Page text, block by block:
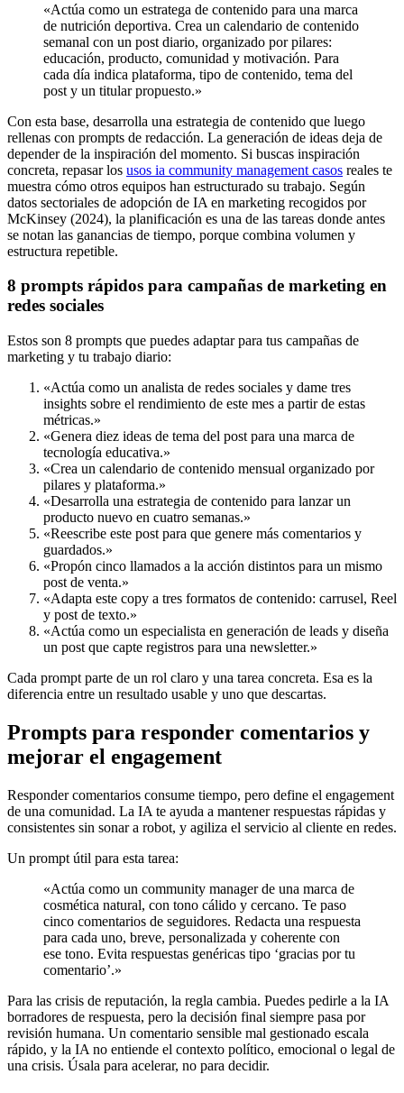
«Actúa como un estratega de contenido para una marca
de nutrición deportiva. Crea un calendario de contenido
semanal con un post diario, organizado por pilares:
educación, producto, comunidad y motivación. Para
cada día indica plataforma, tipo de contenido, tema del
post y un titular propuesto.»
Con esta base, desarrolla una estrategia de contenido que luego
rellenas con prompts de redacción. La generación de ideas deja de
depender de la inspiración del momento. Si buscas inspiración
concreta, repasar los usos ia community management casos reales te
muestra cómo otros equipos han estructurado su trabajo. Según
datos sectoriales de adopción de IA en marketing recogidos por
McKinsey (2024), la planificación es una de las tareas donde antes
se notan las ganancias de tiempo, porque combina volumen y
estructura repetible.
8 prompts rápidos para campañas de marketing en
redes sociales
Estos son 8 prompts que puedes adaptar para tus campañas de
marketing y tu trabajo diario:
«Actúa como un analista de redes sociales y dame tres
insights sobre el rendimiento de este mes a partir de estas
métricas.»
«Genera diez ideas de tema del post para una marca de
tecnología educativa.»
«Crea un calendario de contenido mensual organizado por
pilares y plataforma.»
«Desarrolla una estrategia de contenido para lanzar un
producto nuevo en cuatro semanas.»
«Reescribe este post para que genere más comentarios y
guardados.»
«Propón cinco llamados a la acción distintos para un mismo
post de venta.»
«Adapta este copy a tres formatos de contenido: carrusel, Reel
y post de texto.»
«Actúa como un especialista en generación de leads y diseña
un post que capte registros para una newsletter.»
Cada prompt parte de un rol claro y una tarea concreta. Esa es la
diferencia entre un resultado usable y uno que descartas.
Prompts para responder comentarios y
mejorar el engagement
Responder comentarios consume tiempo, pero define el engagement
de una comunidad. La IA te ayuda a mantener respuestas rápidas y
consistentes sin sonar a robot, y agiliza el servicio al cliente en redes.
Un prompt útil para esta tarea:
«Actúa como un community manager de una marca de
cosmética natural, con tono cálido y cercano. Te paso
cinco comentarios de seguidores. Redacta una respuesta
para cada uno, breve, personalizada y coherente con
ese tono. Evita respuestas genéricas tipo ‘gracias por tu
comentario’.»
Para las crisis de reputación, la regla cambia. Puedes pedirle a la IA
borradores de respuesta, pero la decisión final siempre pasa por
revisión humana. Un comentario sensible mal gestionado escala
rápido, y la IA no entiende el contexto político, emocional o legal de
una crisis. Úsala para acelerar, no para decidir.